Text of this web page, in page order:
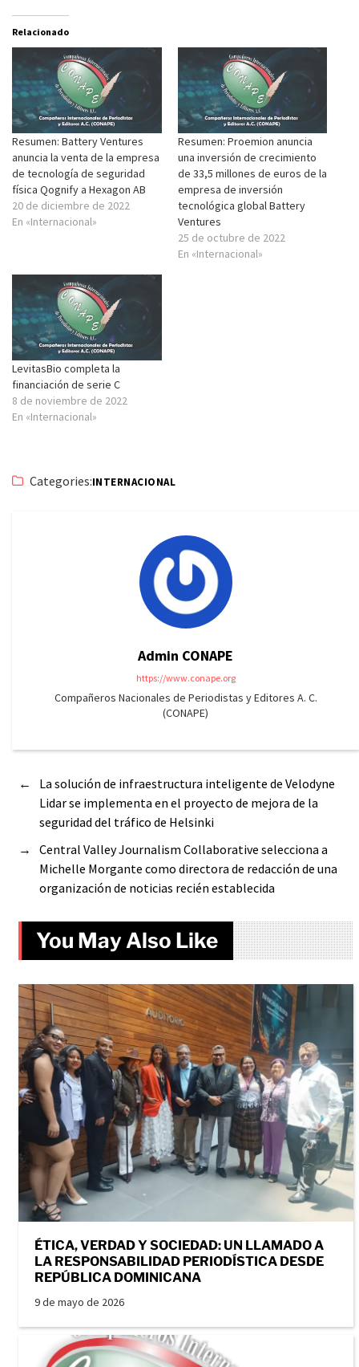
Relacionado
Resumen: Battery Ventures
anuncia la venta de la empresa
de tecnología de seguridad
física Qognify a Hexagon AB
20 de diciembre de 2022
En «Internacional»
Resumen: Proemion anuncia
una inversión de crecimiento
de 33,5 millones de euros de la
empresa de inversión
tecnológica global Battery
Ventures
25 de octubre de 2022
En «Internacional»
LevitasBio completa la
financiación de serie C
8 de noviembre de 2022
En «Internacional»
Categories:INTERNACIONAL
Admin CONAPE
https://www.conape.org
Compañeros Nacionales de Periodistas y Editores A. C.
(CONAPE)
←
La solución de infraestructura inteligente de Velodyne
Lidar se implementa en el proyecto de mejora de la
seguridad del tráfico de Helsinki
→
Central Valley Journalism Collaborative selecciona a
Michelle Morgante como directora de redacción de una
organización de noticias recién establecida
You May Also Like
ÉTICA, VERDAD Y SOCIEDAD: UN LLAMADO A
LA RESPONSABILIDAD PERIODÍSTICA DESDE
REPÚBLICA DOMINICANA
9 de mayo de 2026